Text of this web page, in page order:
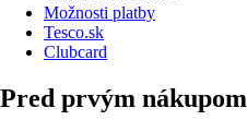
Možnosti platby
Tesco.sk
Clubcard
Pred prvým nákupom